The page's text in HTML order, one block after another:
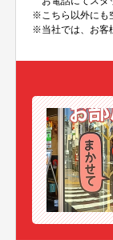
※こちら以外にも
※当社では、お客